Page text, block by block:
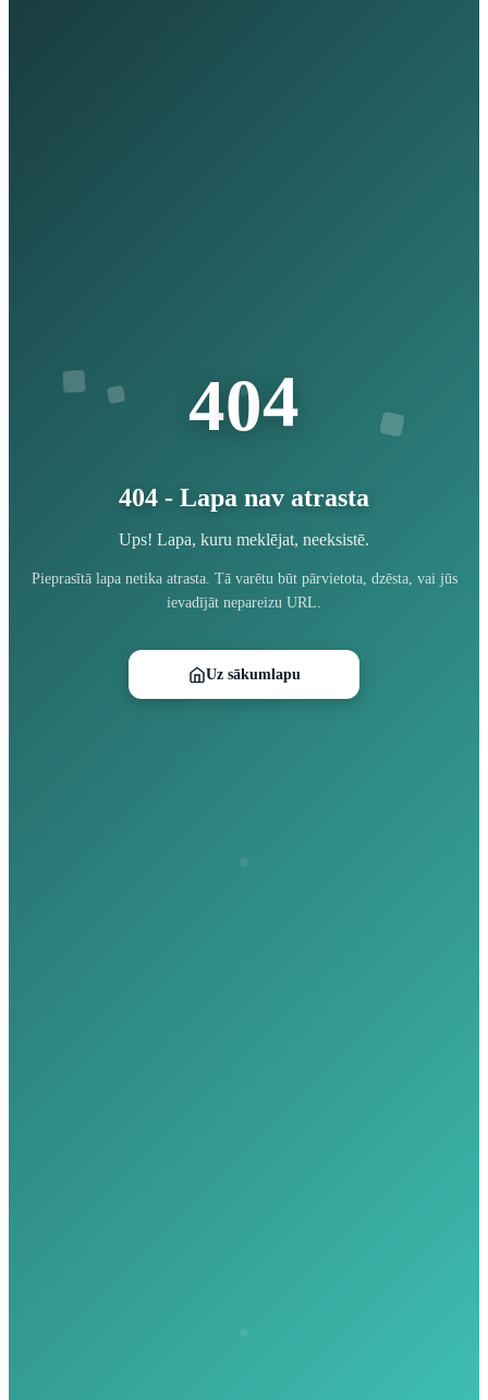
404
404 - Lapa nav atrasta
Ups! Lapa, kuru meklējat, neeksistē.
Pieprasītā lapa netika atrasta. Tā varētu būt pārvietota, dzēsta, vai jūs
ievadījāt nepareizu URL.
Uz sākumlapu